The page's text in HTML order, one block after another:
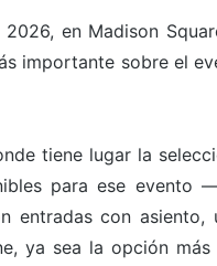
en Madison
importante sobre el
tiene lugar la
para ese evento
con asiento,
ya sea la opción